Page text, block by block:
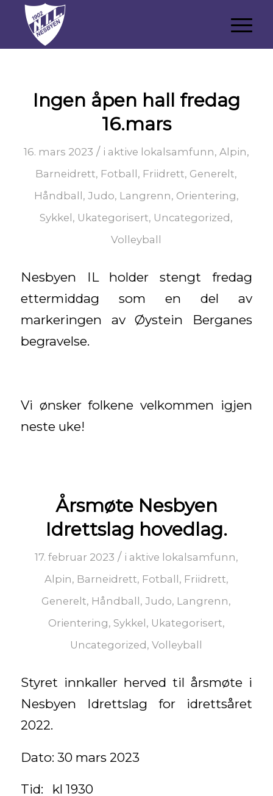
Ingen åpen hall fredag
16.mars
16. mars 2023 / i aktive lokalsamfunn, Alpin,
Barneidrett, Fotball , Friidrett, Generelt,
Håndball , Judo, Langrenn, Orientering,
Sykkel , Ukategorisert, Uncategorized ,
Volleyball
Nesbyen IL holder stengt fredag
ettermiddag som en del av
markeringen av Øystein Berganes
begravelse.
Vi ønsker folkene velkommen igjen
neste uke!
Årsmøte Nesbyen
Idrettslag hovedlag.
17. februar 2023 / i aktive lokalsamfunn,
Alpin, Barneidrett, Fotball , Friidrett,
Generelt, Håndball ,Judo, Langrenn,
Orientering, Sykkel , Ukategorisert,
Uncategorized ,Volleyball
Styret innkaller herved til årsmøte i
Nesbyen Idrettslag for idrettsåret
2022.
Dato: 30 mars 2023
Tid: kl 1930